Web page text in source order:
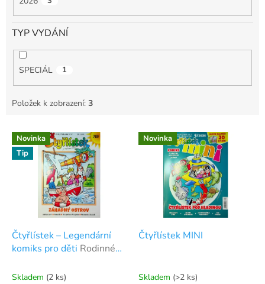
TYP VYDÁNÍ
SPECIÁL 1
Položek k zobrazení: 3
V
p
Novinka
Tip
Čtyřlístek – Legendární
komiks pro děti Rodinné
než 40 let
Skladem (2 ks)
Novinka
Čtyřlístek MINI
Skladem (>2 ks)